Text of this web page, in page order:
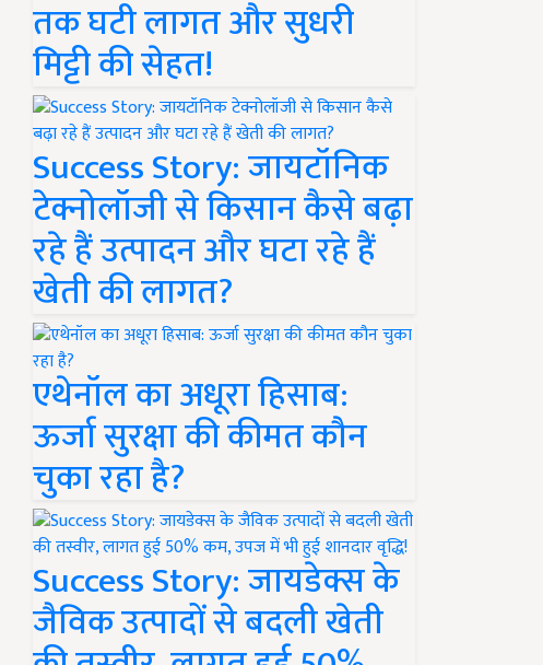
तक घटी लागत और सुधरी
मिट्टी की सेहत!
Success Story: जायटॉनिक
टेक्नोलॉजी से किसान कैसे बढ़ा
रहे हैं उत्पादन और घटा रहे हैं
खेती की लागत?
एथेनॉल का अधूरा हिसाब:
ऊर्जा सुरक्षा की कीमत कौन
चुका रहा है?
Success Story: जायडेक्स के
जैविक उत्पादों से बदली खेती